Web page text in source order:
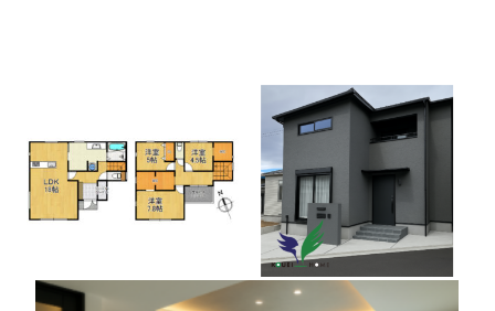
栄
ホ
ー